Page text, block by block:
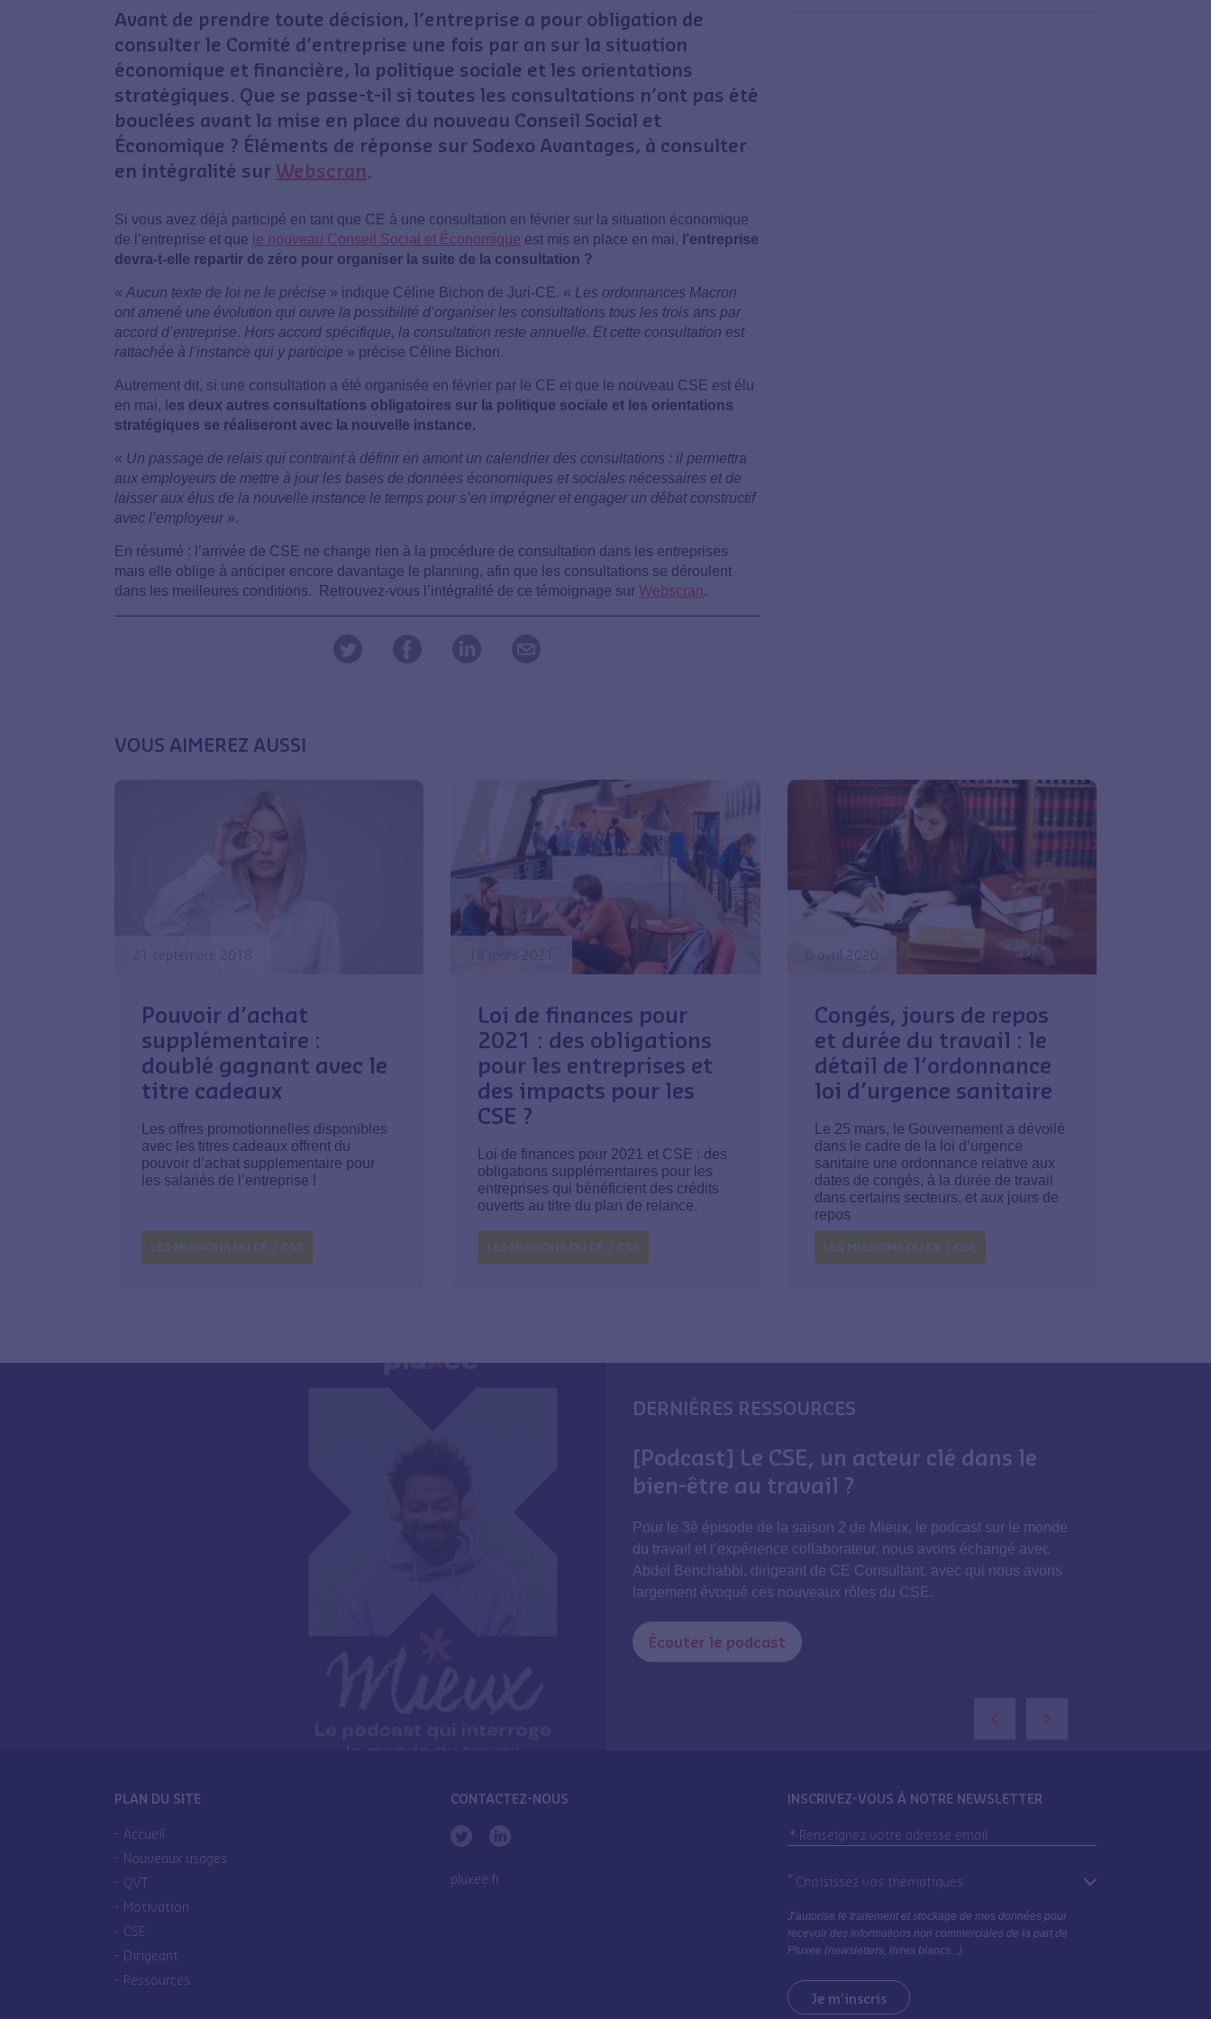
Avant de prendre toute décision, l’entreprise a pour obligation de
consulter le Comité d’entreprise une fois par an sur la situation
économique et financière, la politique sociale et les orientations
stratégiques. Que se passe-t-il si toutes les consultations n’ont pas été
bouclées avant la mise en place du nouveau Conseil Social et
Économique ? Éléments de réponse sur Sodexo Avantages, à consulter
en intégralité sur Webscran
Si vous avez déjà participé en tant que CE à une consultation en février sur la situation économique
de l’entreprise et que le nouveau Conseil Social et Économique est mis en place en mai, l’entreprise
devra-t-elle repartir de zéro pour organiser la suite de la consultation ?
« Aucun texte de loi ne le précise » indique Céline Bichon de Juri-CE. « Les ordonnances Macron
ont amené une évolution qui ouvre la possibilité d’organiser les consultations tous les trois ans par
accord d’entreprise. Hors accord spécifique, la consultation reste annuelle. Et cette consultation est
rattachée à l’instance qui y participe » précise Céline Bichon.
Autrement dit, si une consultation a été organisée en février par le CE et que le nouveau CSE est élu
en mai, l es deux autres consultations obligatoires sur la politique sociale et les orientations
stratégiques se réaliseront avec la nouvelle instance.
« Un passage de relais qui contraint à définir en amont un calendrier des consultations : il permettra
aux employeurs de mettre à jour les bases de données économiques et sociales nécessaires et de
laisser aux élus de la nouvelle instance le temps pour s’en imprégner et engager un débat constructif
avec l’employeur».
En résumé : l’arrivée de CSE ne change rien à la procédure de consultation dans les entreprises
mais elle oblige à anticiper encore davantage le planning, afin que les consultations se déroulent
dans les meilleures conditions. Retrouvez-vous l’intégralité de ce témoignage sur Webscran.
VOUS AIMEREZ AUSSI
21 septembre 2018
Pouvoir d’achat
supplémentaire :
doublé gagnant avec le
titre cadeaux
Les offres promotionnelles disponibles
avec les titres cadeaux offrent du
pouvoir d’achat supplementaire pour
les salariés de l’entreprise !
LES MISSIONS DU CE / CSE
Loi de finances pour
2021 : des obligations
pour les entreprises et
des impacts pour les
CSE ?
Loi de finances pour 2021 et CSE : des
obligations supplémentaires pour les
entreprises qui bénéficient des crédits
ouverts au titre du plan de relance.
LES MISSIONS DU CE / CSE
6 avril 2020
Congés, jours de repos
et durée du travail : le
détail de l’ordonnance
loi d’urgence sanitaire
Le 25 mars, le Gouvernement a dévoilé
dans le cadre de la loi d’urgence
sanitaire une ordonnance relative aux
dates de congés, à la durée de travail
dans certains secteurs, et aux jours de
repos
LES MISSIONS DU CE / CSE
DERNIÈRES RESSOURCES
[Podcast] Le CSE, un acteur clé dans le
bien-être au travail ?
Pour le 3è épisode de la saison 2 de Mieux, le podcast sur le monde
du travail et l’expérience collaborateur, nous avons échangé avec
Abdel Benchabbi, dirigeant de CE Consultant, avec qui nous avons
largement évoqué ces nouveaux rôles du CSE.
Écouter le podcast
‹ ›
PLAN DU SITE
Accueil
Nouveaux usages
QVT
Motivation
CSE
Dirigeant
Ressources
CONTACTEZ-NOUS
pluxee.fr
INSCRIVEZ-VOUS À NOTRE NEWSLETTER
* Choisissez vos thématiques
J’autorise le traitement et stockage de mes données pour
recevoir des informations non commerciales de la part de
Pluxee (newsletters, livres blancs...)
Je m'inscris